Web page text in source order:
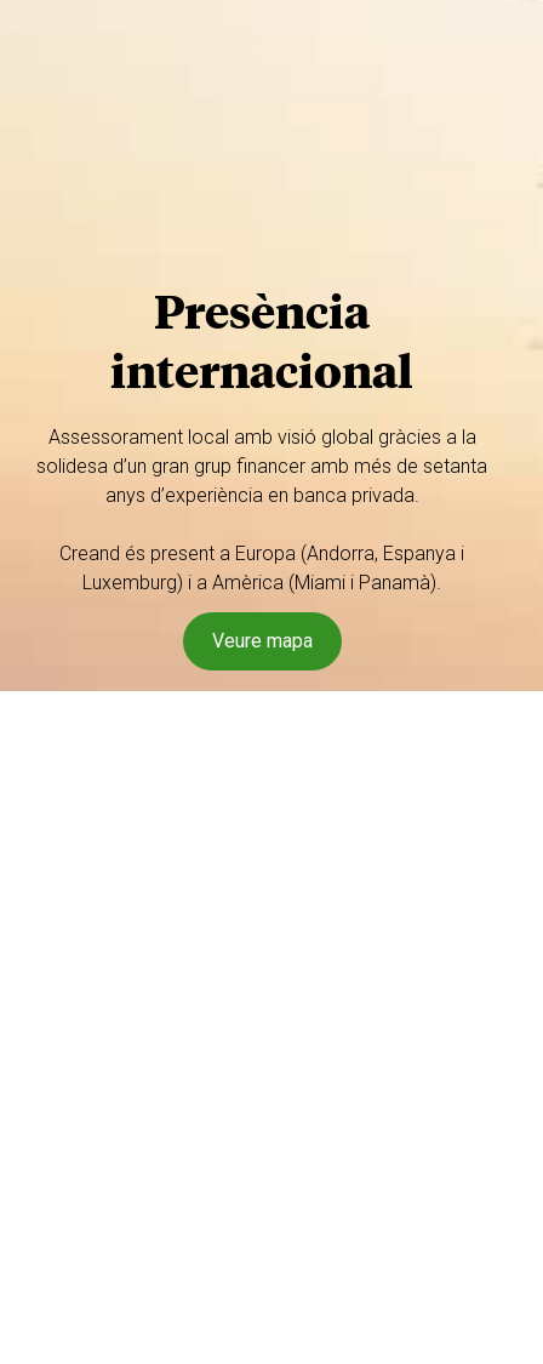
Presència
internacional
Assessorament local amb visió global gràcies a la
solidesa d’un gran grup financer amb més de setanta
anys d’experiència en banca privada.
Creand és present a Europa (Andorra, Espanya i
Luxemburg) i a Amèrica (Miami i Panamà).
Veure mapa